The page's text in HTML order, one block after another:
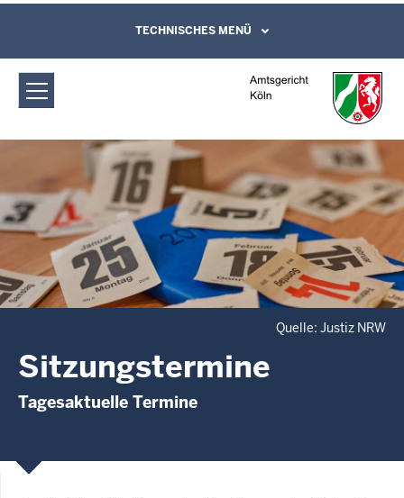
Amtsgericht Köln: Sitzungstermine
Direkt zum Inhalt
Leichte Sprache, Gebärdensprachenvideo
und Kontaktformular
TECHNISCHES MENÜ
Quelle: Justiz NRW
Sitzungstermine
Tagesaktuelle Termine